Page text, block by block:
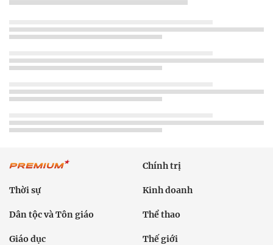
Chính trị
Thời sự Kinh doanh
Dân tộc và Tôn giáo Thể thao
Giáo dục Thế giới